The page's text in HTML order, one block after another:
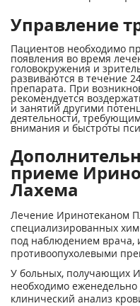
Управление
Пациентов необходимо
появления во время
головокружения и
развиваются в течение
препарата. При
рекомендуется
и занятий другими
деятельности,
внимания и быстроты
приеме
Лахема
Лечение Иринотеканом
специализированных
под наблюдением
противоопухолевыми
У больных, получающих
необходимо
клинический анализ